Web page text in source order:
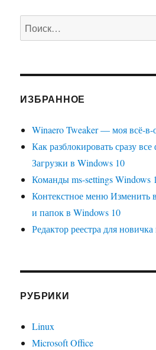
Искать:
ИЗБРАННОЕ
Winaero Tweaker — моя всё-в-
Как разблокировать сразу
Загрузки в Windows 10
Команды ms-settings Windows
Контекстное меню Изменить
и папок в Windows 10
Редактор реестра для
РУБРИКИ
Linux
Microsoft Office